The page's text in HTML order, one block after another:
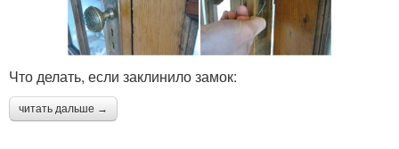
Что делать, если заклинило замок:
читать дальше →